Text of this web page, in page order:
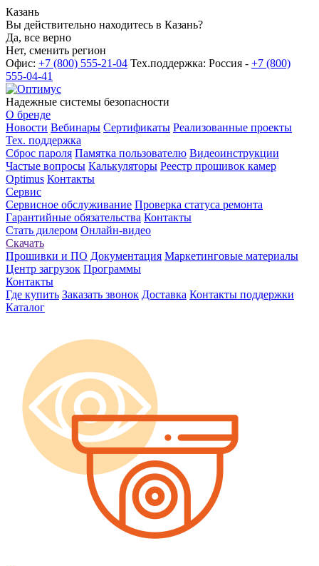
Казань
Вы действительно находитесь в Казань?
Да, все верно
Нет, сменить регион
Офис: +7 (800) 555-21-04 Тех.поддержка: Россия - +7 (800)
555-04-41
Надежные системы безопасности
О бренде
Новости Вебинары Сертификаты Реализованные проекты
Тех. поддержка
Сброс пароля Памятка пользователю Видеоинструкции
Частые вопросы Калькуляторы Реестр прошивок камер
Optimus Контакты
Сервис
Сервисное обслуживание Проверка статуса ремонта
Гарантийные обязательства Контакты
Стать дилером Онлайн-видео
Скачать
Прошивки и ПО Документация Маркетинговые материалы
Центр загрузок Программы
Контакты
Где купить Заказать звонок Доставка Контакты поддержки
Каталог